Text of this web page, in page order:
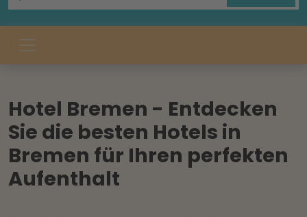
Hotel Bremen - Entdecken
Sie die besten Hotels in
Bremen für Ihren perfekten
Aufenthalt